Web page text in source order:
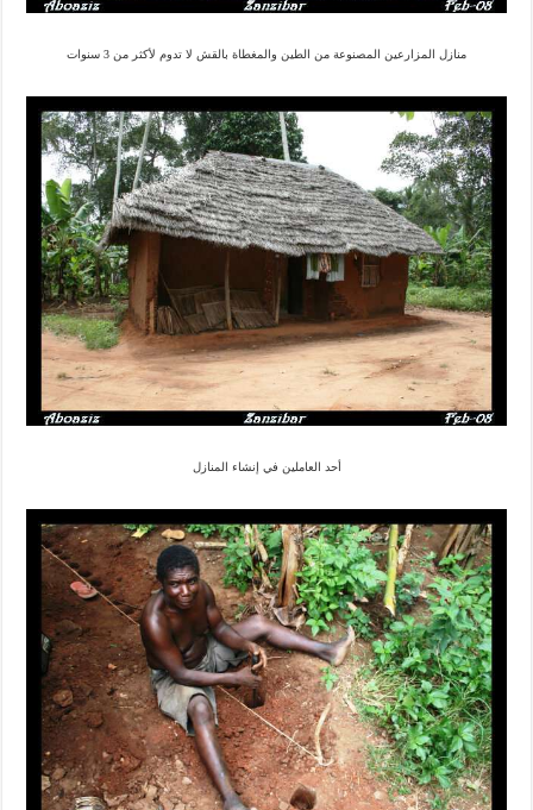
منازل المزارعين المصنوعة من الطين والمغطاة بالقش لا تدوم لأكثر من 3 سنوات
أحد العاملين في إنشاء المنازل